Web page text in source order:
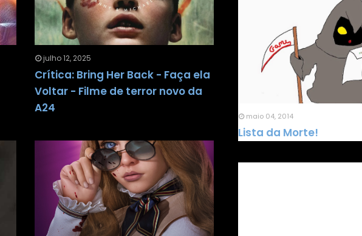
julho 12, 2025
Crítica: Bring Her Back - Faça ela
Voltar - Filme de terror novo da
A24
maio 04, 2014
Lista da Morte!